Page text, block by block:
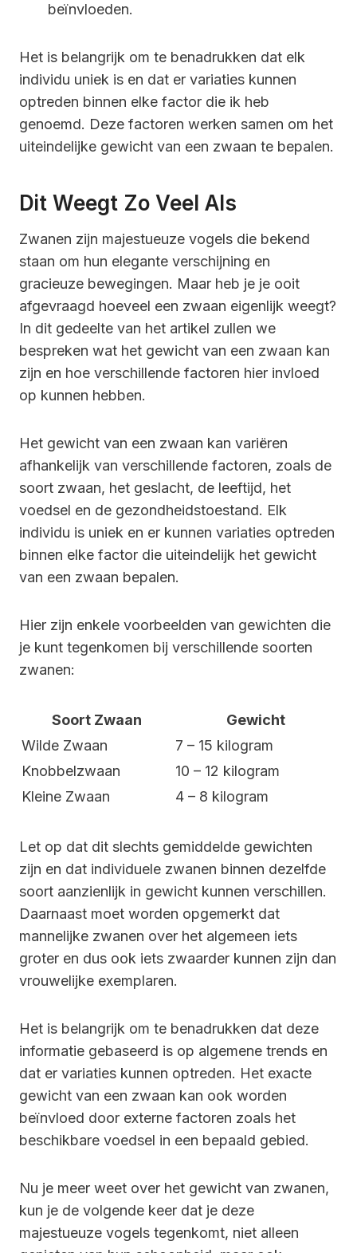
beïnvloeden.
Het is belangrijk om te benadrukken dat elk
individu uniek is en dat er variaties kunnen
optreden binnen elke factor die ik heb
genoemd. Deze factoren werken samen om het
uiteindelijke gewicht van een zwaan te bepalen.
Dit Weegt Zo Veel Als
Zwanen zijn majestueuze vogels die bekend
staan om hun elegante verschijning en
gracieuze bewegingen. Maar heb je je ooit
afgevraagd hoeveel een zwaan eigenlijk weegt?
In dit gedeelte van het artikel zullen we
bespreken wat het gewicht van een zwaan kan
zijn en hoe verschillende factoren hier invloed
op kunnen hebben.
Het gewicht van een zwaan kan variëren
afhankelijk van verschillende factoren, zoals de
soort zwaan, het geslacht, de leeftijd, het
voedsel en de gezondheidstoestand. Elk
individu is uniek en er kunnen variaties optreden
binnen elke factor die uiteindelijk het gewicht
van een zwaan bepalen.
Hier zijn enkele voorbeelden van gewichten die
je kunt tegenkomen bij verschillende soorten
zwanen:
Soort Zwaan
Gewicht
Wilde Zwaan
7 – 15 kilogram
Knobbelzwaan
10 – 12 kilogram
Kleine Zwaan
4 – 8 kilogram
Let op dat dit slechts gemiddelde gewichten
zijn en dat individuele zwanen binnen dezelfde
soort aanzienlijk in gewicht kunnen verschillen.
Daarnaast moet worden opgemerkt dat
mannelijke zwanen over het algemeen iets
groter en dus ook iets zwaarder kunnen zijn dan
vrouwelijke exemplaren.
Het is belangrijk om te benadrukken dat deze
informatie gebaseerd is op algemene trends en
dat er variaties kunnen optreden. Het exacte
gewicht van een zwaan kan ook worden
beïnvloed door externe factoren zoals het
beschikbare voedsel in een bepaald gebied.
Nu je meer weet over het gewicht van zwanen,
kun je de volgende keer dat je deze
majestueuze vogels tegenkomt, niet alleen